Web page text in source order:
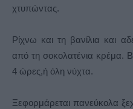
χτυπώντας.
Ρίχνω και τη βανίλια και
από τη σοκολατένια κρέμα.
4 ώρες,ή όλη νύχτα.
Ξεφορμάρεται πανεύκολα